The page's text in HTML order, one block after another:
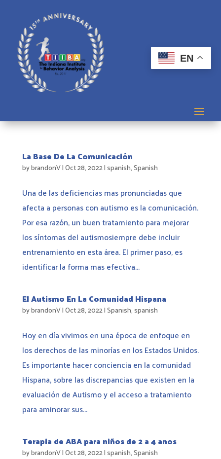
La Base De La Comunicación
bybrandonV|Oct 28, 2022|spanish,Spanish
Una de las deficiencias mas pronunciadas que
afecta a personas con autismo es la comunicación.
Por esa razón, un buen tratamiento para mejorar
los síntomas del autismosiempre debe incluir
entrenamiento en esta área. El primer paso, es
identificar la forma mas efectiva...
El Autismo En La Comunidad Hispana
bybrandonV|Oct 28, 2022|Spanish,spanish
Hoy en día vivimos en una época de enfoque en
los derechos de las minorías en los Estados Unidos.
Es importante hacer conciencia en la comunidad
Hispana, sobre las discrepancias que existen en la
evaluación de Autismo y el acceso a tratamiento
para aminorar sus...
Terapia de ABA para niños de 2 a 4 anos
bybrandonV|Oct 28, 2022|spanish,Spanish
EN